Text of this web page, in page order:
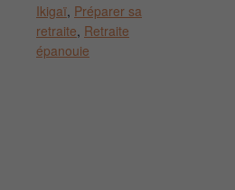
Ikigaï, Préparer sa
retraite, Retraite
épanouie